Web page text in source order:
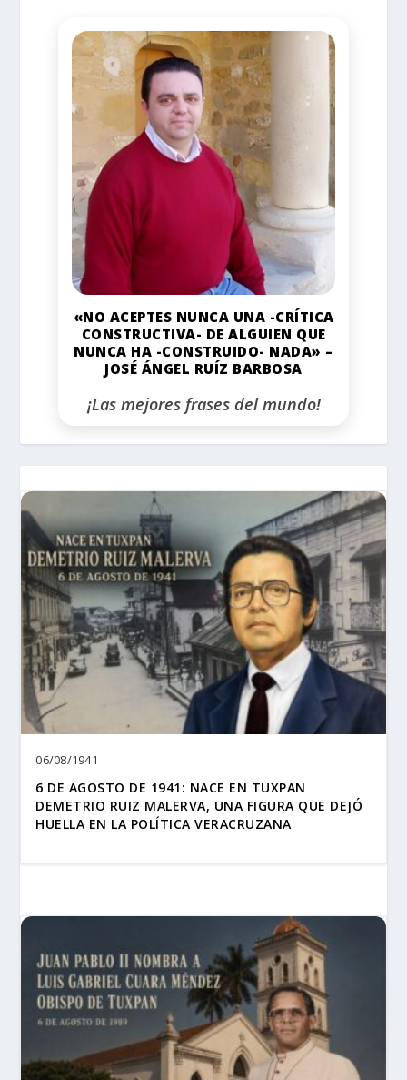
«NO ACEPTES NUNCA UNA -CRÍTICA
CONSTRUCTIVA- DE ALGUIEN QUE
NUNCA HA -CONSTRUIDO- NADA» –
JOSÉ ÁNGEL RUÍZ BARBOSA
¡Las mejores frases del mundo!
06/08/1941
6 DE AGOSTO DE 1941: NACE EN TUXPAN
DEMETRIO RUIZ MALERVA, UNA FIGURA QUE DEJÓ
HUELLA EN LA POLÍTICA VERACRUZANA